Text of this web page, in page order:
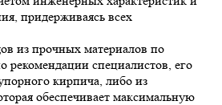
придерживаясь всех
из прочных материалов по
рекомендации специалистов, его
кирпича, либо из
обеспечивает максимальную